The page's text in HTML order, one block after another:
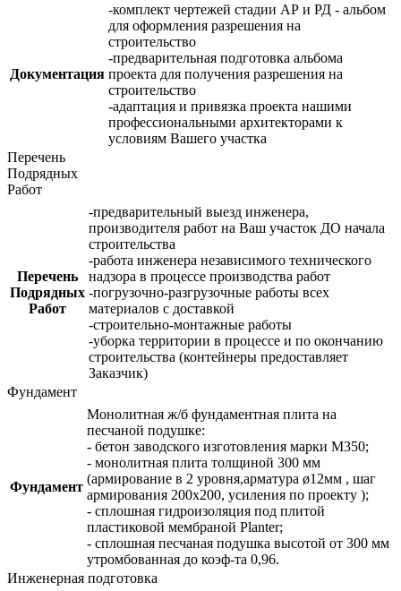
Документация
-комплект чертежей стадии АР и РД - альбом
для оформления разрешения на
строительство
-предварительная подготовка альбома
проекта для получения разрешения на
строительство
-адаптация и привязка проекта нашими
профессиональными архитекторами к
условиям Вашего участка
Перечень
Подрядных
Работ
Перечень
Подрядных
Работ
-предварительный выезд инженера,
производителя работ на Ваш участок ДО начала
строительства
-работа инженера независимого технического
надзора в процессе производства работ
-погрузочно-разгрузочные работы всех
материалов с доставкой
-строительно-монтажные работы
-уборка территории в процессе и по окончанию
строительства (контейнеры предоставляет
Заказчик)
Фундамент
Фундамент
Монолитная ж/б фундаментная плита на
песчаной подушке:
- бетон заводского изготовления марки М350;
- монолитная плита толщиной 300 мм
(армирование в 2 уровня,арматура ø12мм , шаг
армирования 200х200, усиления по проекту );
- сплошная гидроизоляция под плитой
пластиковой мембраной Planter;
- сплошная песчаная подушка высотой от 300 мм
утромбованная до коэф-та 0,96.
Инженерная подготовка